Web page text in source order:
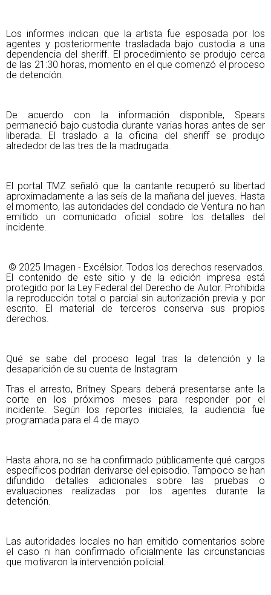
Los informes indican que la artista fue esposada por los
agentes y posteriormente trasladada bajo custodia a una
dependencia del sheriff. El procedimiento se produjo cerca
de las 21:30 horas, momento en el que comenzó el proceso
de detención.
De acuerdo con la información disponible, Spears
permaneció bajo custodia durante varias horas antes de ser
liberada. El traslado a la oficina del sheriff se produjo
alrededor de las tres de la madrugada.
El portal TMZ señaló que la cantante recuperó su libertad
aproximadamente a las seis de la mañana del jueves. Hasta
el momento, las autoridades del condado de Ventura no han
emitido un comunicado oficial sobre los detalles del
incidente.
© 2025 Imagen - Excélsior. Todos los derechos reservados.
El contenido de este sitio y de la edición impresa está
protegido por la Ley Federal del Derecho de Autor. Prohibida
la reproducción total o parcial sin autorización previa y por
escrito. El material de terceros conserva sus propios
derechos.
Qué se sabe del proceso legal tras la detención y la
desaparición de su cuenta de Instagram
Tras el arresto, Britney Spears deberá presentarse ante la
corte en los próximos meses para responder por el
incidente. Según los reportes iniciales, la audiencia fue
programada para el 4 de mayo.
Hasta ahora, no se ha confirmado públicamente qué cargos
específicos podrían derivarse del episodio. Tampoco se han
difundido detalles adicionales sobre las pruebas o
evaluaciones realizadas por los agentes durante la
detención.
Las autoridades locales no han emitido comentarios sobre
el caso ni han confirmado oficialmente las circunstancias
que motivaron la intervención policial.